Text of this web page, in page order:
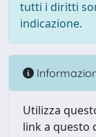
tutti i diritti
indicazione.
Utilizza
link a questo